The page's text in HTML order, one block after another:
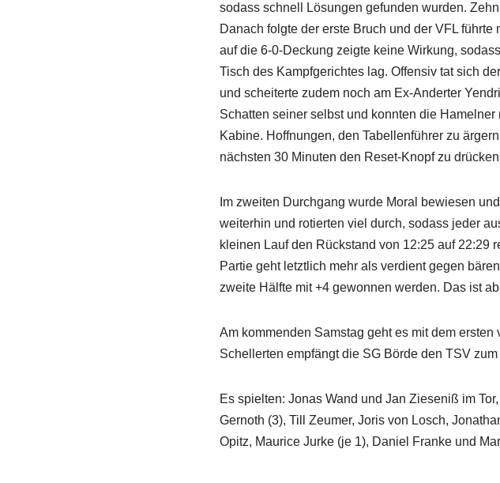
sodass schnell Lösungen gefunden wurden.
Danach folgte der erste Bruch und der VFL
auf die 6-0-Deckung zeigte keine Wirkung,
Tisch des Kampfgerichtes lag. Offensiv tat sich
und scheiterte zudem noch am Ex-Anderter
Schatten seiner selbst und konnten die
Kabine. Hoffnungen, den Tabellenführer zu
nächsten 30 Minuten den Reset-Knopf zu
Im zweiten Durchgang wurde Moral bewiesen
weiterhin und rotierten viel durch, sodass jeder
kleinen Lauf den Rückstand von 12:25 auf 22:29
Partie geht letztlich mehr als verdient gegen
zweite Hälfte mit +4 gewonnen werden. Das ist
Am kommenden Samstag geht es mit dem
Schellerten empfängt die SG Börde den TSV
Es spielten: Jonas Wand und Jan Zieseniß im
Gernoth (3), Till Zeumer, Joris von Losch,
Opitz, Maurice Jurke (je 1), Daniel Franke und